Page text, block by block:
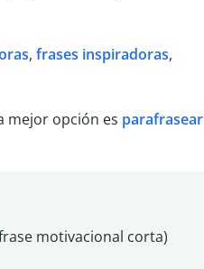
, frases inspiradoras,
mejor opción es parafrasear
motivacional corta)